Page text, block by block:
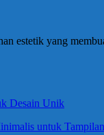
estetik yang
Desain Unik
untuk